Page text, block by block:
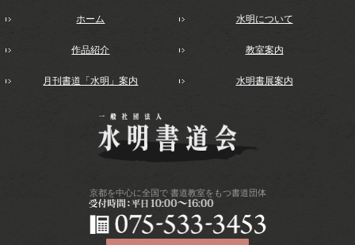
ホーム 水明について
作品紹介 教室案内
月刊書道「水明」案内 水明書展案内
京都を中心に全国で書道教室をもつ書道団体